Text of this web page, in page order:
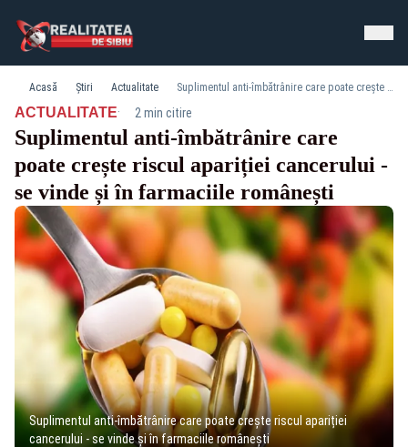
Acasă Știri Actualitate Suplimentul anti-îmbătrânire care poate crește riscul apariției cancerului - se vinde și în farmaciile românești
ACTUALITATE· 2 min citire
Suplimentul anti-îmbătrânire care
poate crește riscul apariției cancerului -
se vinde și în farmaciile românești
Suplimentul anti-îmbătrânire care poate crește riscul apariției
cancerului - se vinde și în farmaciile românești